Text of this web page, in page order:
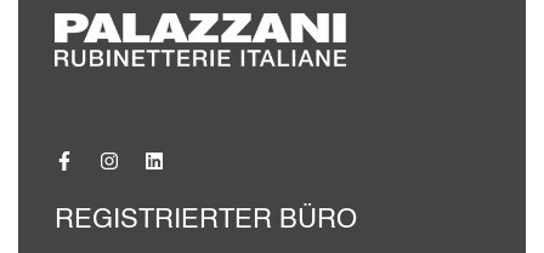
Fotos
herunterladen
Downloads
3DS
REGISTRIERTER BÜRO